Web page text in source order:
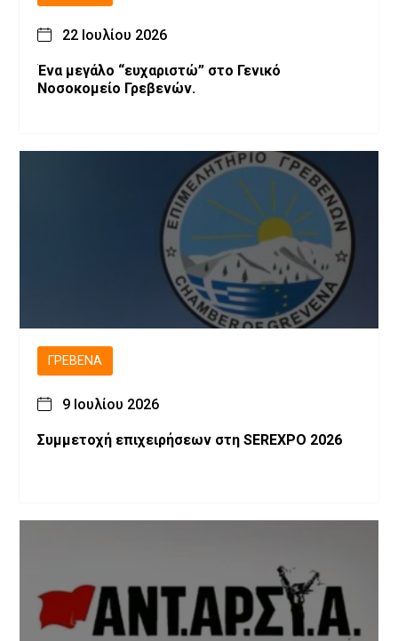
22 Ιουλίου 2026
Ένα μεγάλο “ευχαριστώ” στο Γενικό
Νοσοκομείο Γρεβενών.
ΓΡΕΒΕΝΆ
9 Ιουλίου 2026
Συμμετοχή επιχειρήσεων στη SEREXPO 2026